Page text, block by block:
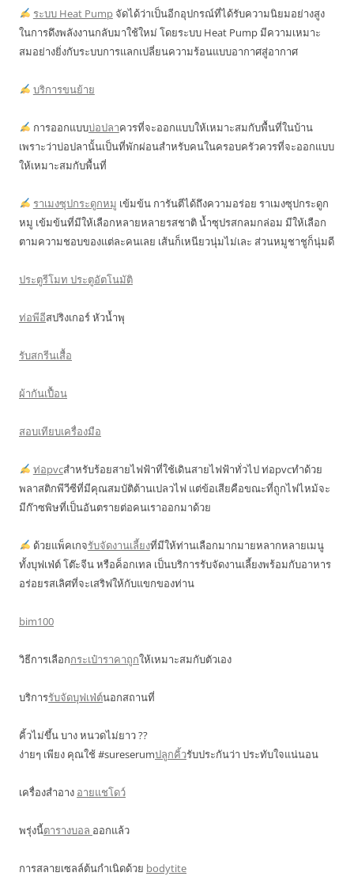
ระบบ Heat Pumpจัดได้ว่าเป็นอีกอุปกรณ์ที่ได้รับความนิยมอย่างสูง
ในการดึงพลังงานกลับมาใช้ใหม่ โดยระบบ Heat Pump มีความเหมาะ
สมอย่างยิ่งกับระบบการแลกเปลี่ยนความร้อนแบบอากาศสู่อากาศ
บริการขนย้าย
การออกแบบบ่อปลาควรที่จะออกแบบให้เหมาะสมกับพื้นที่ในบ้าน
เพราะว่าบ่อปลานั้นเป็นที่พักผ่อนสำหรับคนในครอบครัวควรที่จะออกแบบ
ให้เหมาะสมกับพื้นที่
ราเมงซุปกระดูกหมู เข้มข้น การันตีได้ถึงความอร่อย ราเมงซุปกระดูก
หมู เข้มข้นที่มีให้เลือกหลายหลายรสชาติ น้ำซุปรสกลมกล่อม มีให้เลือก
ตามความชอบของแต่ละคนเลย เส้นก็เหนียวนุ่มไม่เละ ส่วนหมูชาชูก็นุ่มดี
ประตูรีโมท ประตูอัตโนมัติ
ท่อพีอีสปริงเกอร์ หัวน้ำพุ
รับสกรีนเสื้อ
ผ้ากันเปื้อน
สอบเทียบเครื่องมือ
ท่อpvcสำหรับร้อยสายไฟฟ้าที่ใช้เดินสายไฟฟ้าทั่วไป ท่อpvcทำด้วย
พลาสติกพีวีซีที่มีคุณสมบัติต้านเปลวไฟ แต่ข้อเสียคือขณะที่ถูกไฟไหม้จะ
มีก๊าซพิษที่เป็นอันตรายต่อคนเราออกมาด้วย
ด้วยแพ็คเกจรับจัดงานเลี้ยงที่มีให้ท่านเลือกมากมายหลากหลายเมนู
ทั้งบุฟเฟ่ต์ โต๊ะจีน หรือค็อกเทล เป็นบริการรับจัดงานเลี้ยงพร้อมกับอาหาร
อร่อยรสเลิศที่จะเสริฟให้กับแขกของท่าน
bim100
วิธีการเลือกกระเป๋าราคาถูกให้เหมาะสมกับตัวเอง
บริการรับจัดบุฟเฟ่ต์นอกสถานที่
คิ้วไม่ขึ้น บาง หนวดไม่ยาว ??
ง่ายๆ เพียง คุณใช้ #sureserumปลูกคิ้วรับประกันว่า ประทับใจแน่นอน
เครื่องสำอาง อายแชโดว์
พรุ่งนี้ตารางบอล ออกแล้ว
การสลายเซลล์ต้นกำเนิดด้วย bodytite